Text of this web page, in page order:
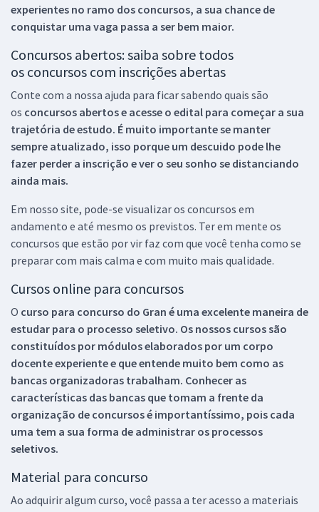
experientes no ramo dos concursos, a sua chance de
conquistar uma vaga passa a ser bem maior.
Concursos abertos: saiba sobre todos
os concursos com inscrições abertas
Conte com a nossa ajuda para ficar sabendo quais são
os concursos abertos e acesse o edital para começar a sua
trajetória de estudo. É muito importante se manter
sempre atualizado, isso porque um descuido pode lhe
fazer perder a inscrição e ver o seu sonho se distanciando
ainda mais.
Em nosso site, pode-se visualizar os concursos em
andamento e até mesmo os previstos. Ter em mente os
concursos que estão por vir faz com que você tenha como se
preparar com mais calma e com muito mais qualidade.
Cursos online para concursos
O curso para concurso do Gran é uma excelente maneira de
estudar para o processo seletivo. Os nossos cursos são
constituídos por módulos elaborados por um corpo
docente experiente e que entende muito bem como as
bancas organizadoras trabalham. Conhecer as
características das bancas que tomam a frente da
organização de concursos é importantíssimo, pois cada
uma tem a sua forma de administrar os processos
seletivos.
Material para concurso
Ao adquirir algum curso, você passa a ter acesso a materiais